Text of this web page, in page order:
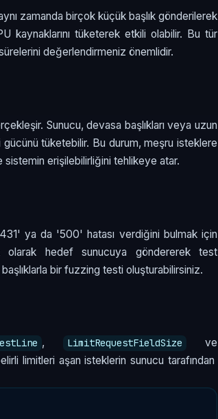
zamanda birçok küçük başlık gönderilerek
kaynaklarını tüketerek etkili olabilir. Bu tür
değerlendirmeniz önemlidir.
Sunucu, devasa başlıkları veya uzun
gücünü tüketebilir. Bu durum, meşru isteklere
erişilebilirliğini tehlikeye atar.
ya da '500' hatası verdiğini bulmak için
olarak hedef sunucuya göndererek test
bir fuzzing testi oluşturabilirsiniz.
, LimitRequestFieldSize ve
limitleri aşan isteklerin sunucu tarafından